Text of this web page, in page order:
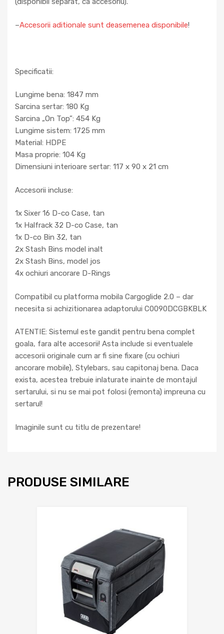
–Accesorii aditionale sunt deasemenea disponibile!
Specificatii:
Lungime bena: 1847 mm
Sarcina sertar: 180 Kg
Sarcina „On Top”: 454 Kg
Lungime sistem: 1725 mm
Material: HDPE
Masa proprie: 104 Kg
Dimensiuni interioare sertar: 117 x 90 x 21 cm
Accesorii incluse:
1x Sixer 16 D-co Case, tan
1x Halfrack 32 D-co Case, tan
1x D-co Bin 32, tan
2x Stash Bins model inalt
2x Stash Bins, model jos
4x ochiuri ancorare D-Rings
Compatibil cu platforma mobila Cargoglide 2.0 – dar
necesita si achizitionarea adaptorului C0090DCGBKBLK
ATENTIE: Sistemul este gandit pentru bena complet
goala, fara alte accesorii! Asta include si eventualele
accesorii originale cum ar fi sine fixare (cu ochiuri
ancorare mobile), Stylebars, sau capitonaj bena. Daca
exista, acestea trebuie inlaturate inainte de montajul
sertarului, si nu se mai pot folosi (remonta) impreuna cu
sertarul!
Imaginile sunt cu titlu de prezentare!
PRODUSE SIMILARE